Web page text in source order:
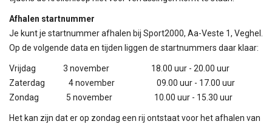
Afhalen startnummer
Je kunt je startnummer afhalen bij Sport2000, Aa-Veste 1, Veghel.
Op de volgende data en tijden liggen de startnummers daar klaar:
Vrijdag 3 november 18.00 uur - 20.00 uur
Zaterdag 4 november 09.00 uur - 17.00 uur
Zondag 5 november 10.00 uur - 15.30 uur
Het kan zijn dat er op zondag een rij ontstaat voor het afhalen van